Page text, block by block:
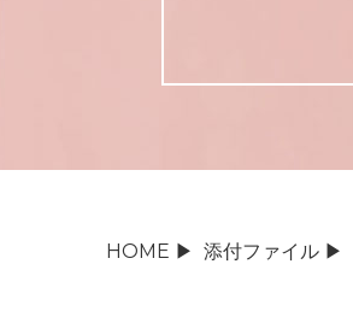
HOME ▶ 添付ファイル ▶